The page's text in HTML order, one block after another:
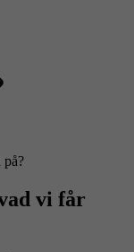
på?
vi får